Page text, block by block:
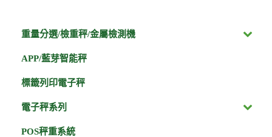
重量分選/檢重秤/金屬檢測機
APP/藍芽智能秤
標籤列印電子秤
電子秤系列
POS秤重系統